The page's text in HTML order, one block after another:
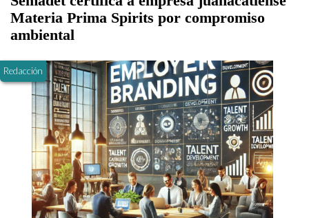
Materia Prima Spirits por compromiso
ambiental
Redacción